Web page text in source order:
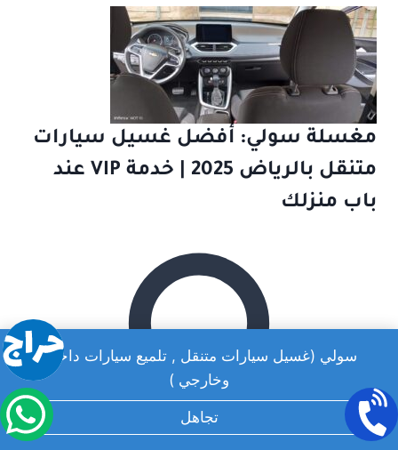
سولي (غسيل سيارات متنقل , تلميع سيارات داخلي
وخارجي )
تجاهل
مغسلة سولي: أفضل غسيل سيارات
متنقل بالرياض 2025 | خدمة VIP عند
باب منزلك